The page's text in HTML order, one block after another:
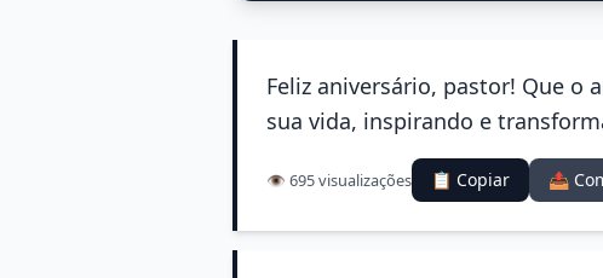
Feliz aniversário, pastor! Que o
sua vida, inspirando e
👁️ 695 visualizações 📋 Copiar 📤